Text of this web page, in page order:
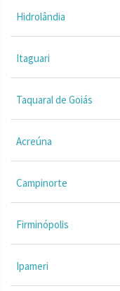
Hidrolândia
Itaguari
Taquaral de Goiás
Acreúna
Campinorte
Firminópolis
Ipameri